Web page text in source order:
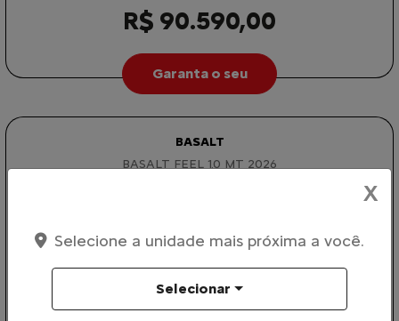
R$ 90.590,00
Garanta o seu
BASALT
BASALT FEEL 1.0 MT 2026
X
Selecione a unidade mais próxima a você.
Selecionar